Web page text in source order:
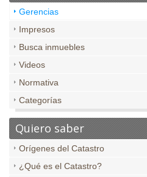
Gerencias
Impresos
Busca inmuebles
Videos
Normativa
Categorías
Quiero saber
Orígenes del Catastro
¿Qué es el Catastro?